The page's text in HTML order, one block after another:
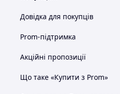
Довідка для покупців
Prom-підтримка
Акційні пропозиції
Що таке «Купити з Prom»